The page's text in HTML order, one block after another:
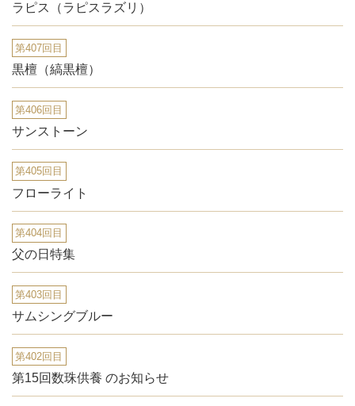
ラピス（ラピスラズリ）
第407回目
黒檀（縞黒檀）
第406回目
サンストーン
第405回目
フローライト
第404回目
父の日特集
第403回目
サムシングブルー
第402回目
第15回数珠供養 のお知らせ